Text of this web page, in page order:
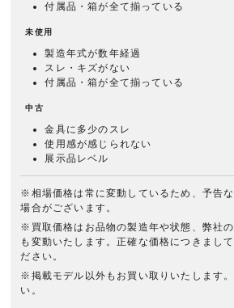
付属品・箱が全て揃っている
未使用
製造年式が数年経過
スレ・キズがない
付属品・箱が全て揃っている
中古
金具に多少のスレ
使用感が感じられない
展示品レベル
※相場価格は常に変動しているため、予告
場合がございます。
※買取価格はお品物の製造年や状態、弊社
も変動いたします。正確な価格につきまし
ださい。
※掲載モデル以外もお買い取りいたします
い。